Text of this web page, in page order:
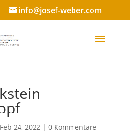
info@josef-weber.com
Feb 24, 2022| 0 Kommentare